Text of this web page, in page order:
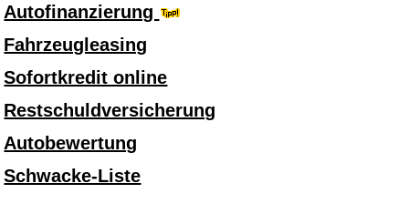
Autofinanzierung
Fahrzeugleasing
Sofortkredit online
Restschuldversicherung
Autobewertung
Schwacke-Liste